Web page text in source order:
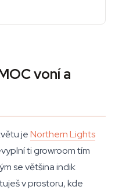
voní a
jeNorthern Lights
ti growroom tím
se většina indik
v prostoru, kde